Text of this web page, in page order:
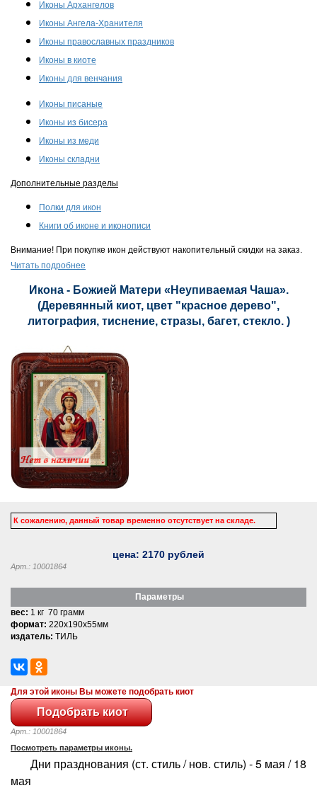
Иконы Архангелов
Иконы Ангела-Хранителя
Иконы православных праздников
Иконы в киоте
Иконы для венчания
Иконы писаные
Иконы из бисера
Иконы из меди
Иконы складни
Дополнительные разделы
Полки для икон
Книги об иконе и иконописи
Внимание! При покупке икон действуют накопительный скидки на заказ.
Читать подробнее
Икона - Божией Матери «Неупиваемая Чаша».
(Деревянный киот, цвет "красное дерево",
литография, тиснение, стразы, багет, стекло. )
К сожалению, данный товар временно отсутствует на складе.
цена: 2170 рублей
Арт.: 10001864
Параметры
вес: 1 кг 70 грамм
формат: 220x190x55мм
издатель: ТИЛЬ
Для этой иконы Вы можете подобрать киот
Арт.: 10001864
Посмотреть параметры иконы.
Дни празднования (ст. стиль / нов. стиль) - 5 мая / 18
мая